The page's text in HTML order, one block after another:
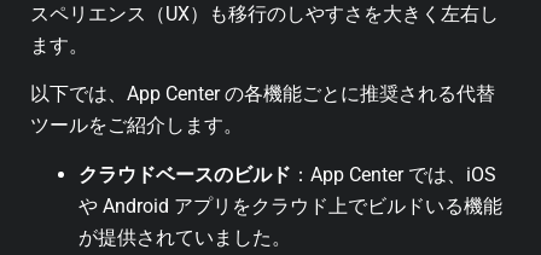
スペリエンス（UX）も移行のしやすさを大きく左右し
ます。
以下では、App Center の各機能ごとに推奨される代替
ツールをご紹介します。
クラウドベースのビルド ：App Center では、iOS
や Android アプリをクラウド上でビルドいる機能
が提供されていました。